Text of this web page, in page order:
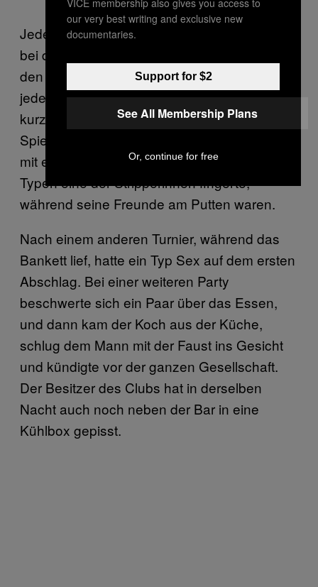
Jedes Jahr hielt der Club ein Golf-Event ab,
bei dem er Stripperinnen anheuerte, die mit
den Spielern über den Platz zogen. Bei
jedem Tee bückte sich eine Frau in einem
kurzen Rock und legte den Ball für den
Spieler aufs Tee. Einmal sah ich zusammen
mit einem anderen Caddie, wie einer der
Typen eine der Stripperinnen fingerte,
während seine Freunde am Putten waren.
Nach einem anderen Turnier, während das
Bankett lief, hatte ein Typ Sex auf dem ersten
Abschlag. Bei einer weiteren Party
beschwerte sich ein Paar über das Essen,
und dann kam der Koch aus der Küche,
schlug dem Mann mit der Faust ins Gesicht
und kündigte vor der ganzen Gesellschaft.
Der Besitzer des Clubs hat in derselben
Nacht auch noch neben der Bar in eine
Kühlbox gepisst.
our very best writing and exclusive new
documentaries.
Support for $2
See All Membership Plans
Or, continue for free